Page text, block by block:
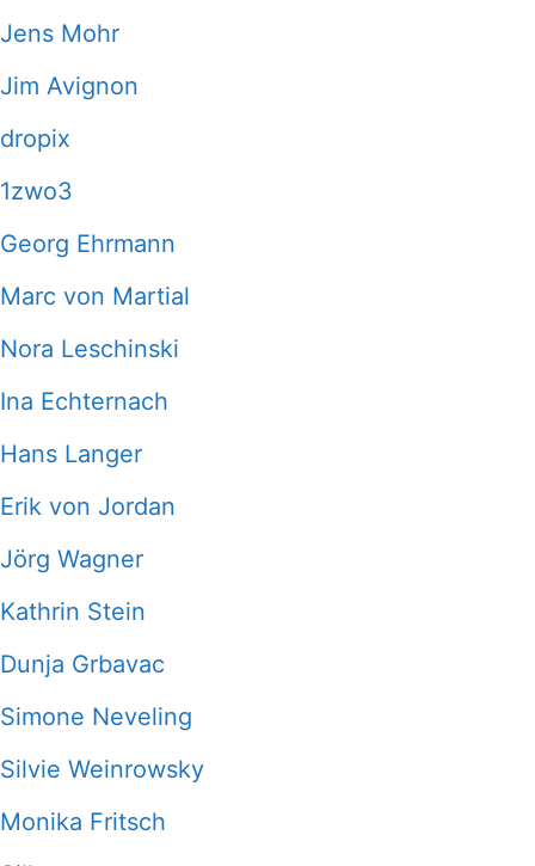
Jens Mohr
Jim Avignon
dropix
1zwo3
Georg Ehrmann
Marc von Martial
Nora Leschinski
Ina Echternach
Hans Langer
Erik von Jordan
Jörg Wagner
Kathrin Stein
Dunja Grbavac
Simone Neveling
Silvie Weinrowsky
Monika Fritsch